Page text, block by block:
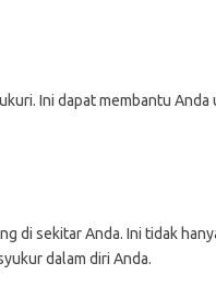
Ini dapat membantu Anda
di sekitar Anda. Ini tidak
dalam diri Anda.